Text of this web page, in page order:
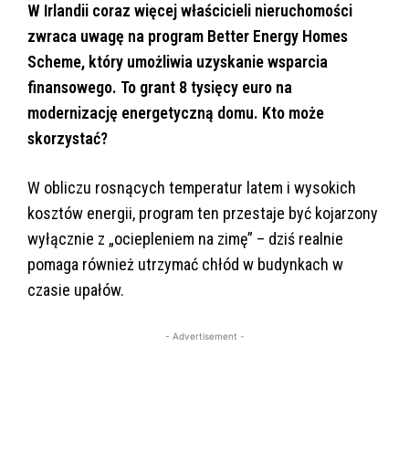
W Irlandii coraz więcej właścicieli nieruchomości
zwraca uwagę na program Better Energy Homes
Scheme, który umożliwia uzyskanie wsparcia
finansowego. To grant 8 tysięcy euro na
modernizację energetyczną domu. Kto może
skorzystać?
W obliczu rosnących temperatur latem i wysokich
kosztów energii, program ten przestaje być kojarzony
wyłącznie z „ociepleniem na zimę” – dziś realnie
pomaga również utrzymać chłód w budynkach w
czasie upałów.
- Advertisement -